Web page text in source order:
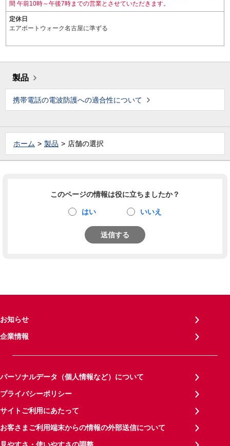
間 午前10時～午後7時までの営業とさせていただきます。
定休日
エアポートウォーク名古屋に準ずる
製品
携帯電話の電波防護への適合性について
ホーム 製品 店舗の選択
このページの情報は役に立ちましたか？
はい いいえ
送信する
お知らせ
企業情報
パーソナルデータ（個人情報など）について
プライバシーポリシー
サイトご利用にあたって
お客さまご利用端末からの情報の外部送信について